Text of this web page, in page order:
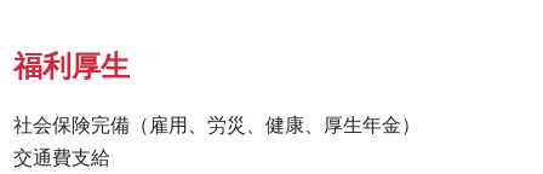
福利厚生
社会保険完備（雇用、労災、健康、厚生年金）
交通費支給